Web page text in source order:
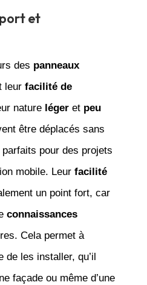
et
des panneaux
leur facilité de
nature légeret peu
être déplacés sans
pour des projets
mobile. Leur facilité
un point fort, car
connaissances
Cela permet à
de les installer, qu’il
façade ou même d’une